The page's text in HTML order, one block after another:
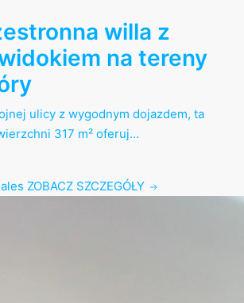
willa z
na tereny
ulicy z wygodnym dojazdem, ta
317 m² oferuj…
ZOBACZ SZCZEGÓŁY